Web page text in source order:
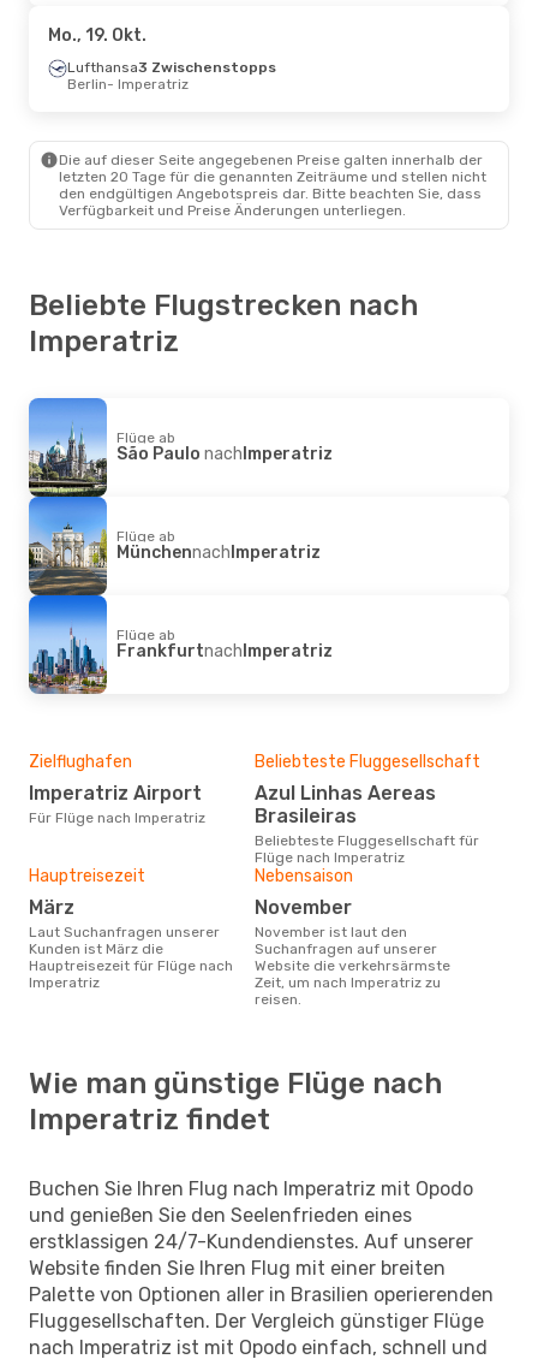
Uberlandia
LATAM Airlines
Imperatriz- Uberlandia
1 Zwischenstopp
Rio De Janeiro - Imperatriz
Azul Linhas Aereas Brasileiras
1 Zwischenstopp
Imperatriz- Rio De Janeiro
Mo., 19. Okt.
Lufthansa3 Zwischenstopps
Berlin- Imperatriz
Die auf dieser Seite angegebenen Preise galten innerhalb der
letzten 20 Tage für die genannten Zeiträume und stellen nicht
den endgültigen Angebotspreis dar. Bitte beachten Sie, dass
Verfügbarkeit und Preise Änderungen unterliegen.
Beliebte Flugstrecken nach
Imperatriz
Flüge ab
São Paulo nachImperatriz
Flüge ab
MünchennachImperatriz
Flüge ab
FrankfurtnachImperatriz
Zielflughafen
Imperatriz Airport
Für Flüge nach Imperatriz
Beliebteste Fluggesellschaft
Azul Linhas Aereas
Brasileiras
Beliebteste Fluggesellschaft für
Flüge nach Imperatriz
Hauptreisezeit
März
Laut Suchanfragen unserer
Kunden ist März die
Hauptreisezeit für Flüge nach
Imperatriz
Nebensaison
November
November ist laut den
Suchanfragen auf unserer
Website die verkehrsärmste
Zeit, um nach Imperatriz zu
reisen.
Wie man günstige Flüge nach
Imperatriz findet
Buchen Sie Ihren Flug nach Imperatriz mit Opodo
und genießen Sie den Seelenfrieden eines
erstklassigen 24/7-Kundendienstes. Auf unserer
Website finden Sie Ihren Flug mit einer breiten
Palette von Optionen aller in Brasilien operierenden
Fluggesellschaften. Der Vergleich günstiger Flüge
nach Imperatriz ist mit Opodo einfach, schnell und